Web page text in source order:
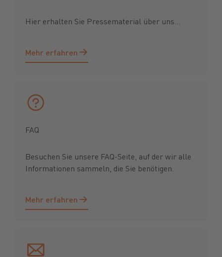
Hier erhalten Sie Pressematerial über uns...
Mehr erfahren
Mehr erfahren
FAQ
Besuchen Sie unsere FAQ-Seite, auf der wir alle
Informationen sammeln, die Sie benötigen.
Mehr erfahren
Mehr erfahren